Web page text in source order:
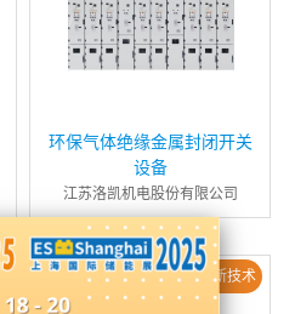
环保气体绝缘金属封闭开关
设备
江苏洛凯机电股份有限公司
新产品 / 新技术